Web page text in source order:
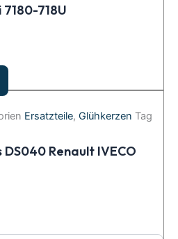
718U
Ersatzteile, Glühkerzen Tag
DS040 Renault IVECO